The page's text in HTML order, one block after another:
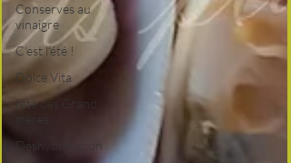
Conserves au
vinaigre
C'est l'été !
Dolce Vita
fête des Grand
Déshydratation